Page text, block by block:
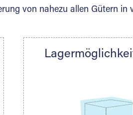
Ihre Nachricht.
von nahezu allen Gütern in